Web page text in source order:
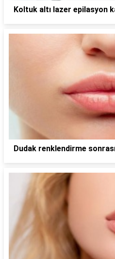
Koltuk altı lazer epilasyon
Dudak renklendirme